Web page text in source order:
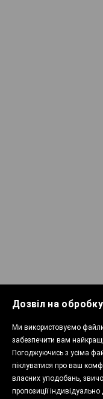
Дозвіл на
Ми використовуємо
забезпечити вам
Погоджуючись з усіма
піклуватися про ваш
власних уподобань,
пропозиції